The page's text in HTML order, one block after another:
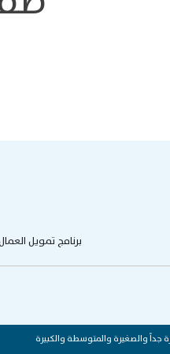
برنامج تمويل